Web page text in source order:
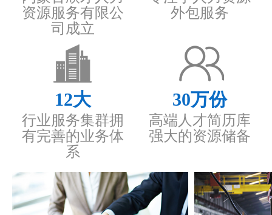
资源服务有限公
司成立
外包服务
12大
行业服务集群拥
有完善的业务体
系
30万份
高端人才简历库
强大的资源储备